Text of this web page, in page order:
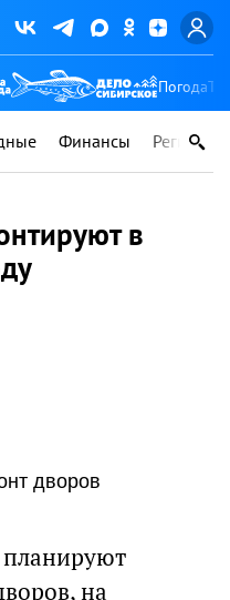
Погода
Финансы Регионы
в
дворов
планируют
на